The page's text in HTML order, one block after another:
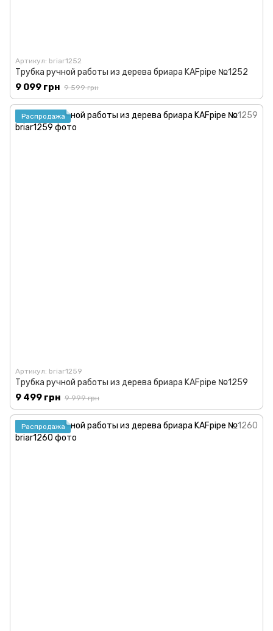
Артикул: briar1252
Трубка ручной работы из дерева бриара KAFpipe №1252
9 099 грн 9 599 грн
Распродажа
Артикул: briar1259
Трубка ручной работы из дерева бриара KAFpipe №1259
9 499 грн 9 999 грн
Распродажа